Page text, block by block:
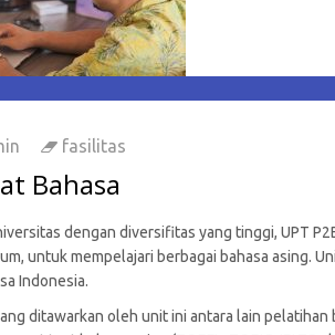
fasilitas
Bahasa
dengan diversifitas yang tinggi, UPT
untuk mempelajari berbagai bahasa asing.
Indonesia.
ditawarkan oleh unit ini antara lain pelatihan